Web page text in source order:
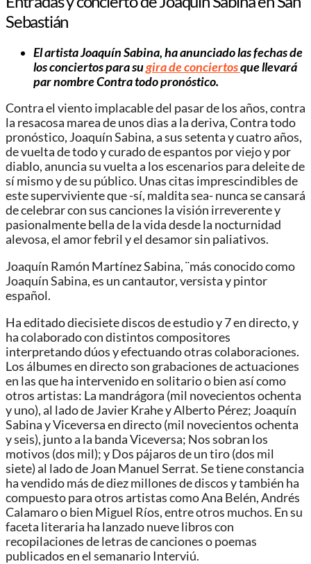
Sebastián
El artista Joaquín Sabina, ha anunciado las fechas de
los conciertos para sugira de conciertosque llevará
par nombre Contra todo pronóstico.
Contra el viento implacable del pasar de los años, contra
la resacosa marea de unos dias a la deriva, Contra todo
pronóstico, Joaquín Sabina, a sus setenta y cuatro años,
de vuelta de todo y curado de espantos por viejo y por
diablo, anuncia su vuelta a los escenarios para deleite de
sí mismo y de su público. Unas citas imprescindibles de
este superviviente que -sí, maldita sea- nunca se cansará
de celebrar con sus canciones la visión irreverente y
pasionalmente bella de la vida desde la nocturnidad
alevosa, el amor febril y el desamor sin paliativos.
Joaquín Ramón Martínez Sabina, ¨más conocido como
Joaquín Sabina, es un cantautor, versista y pintor
español.
Ha editado diecisiete discos de estudio y 7 en directo, y
ha colaborado con distintos compositores
interpretando dúos y efectuando otras colaboraciones.
Los álbumes en directo son grabaciones de actuaciones
en las que ha intervenido en solitario o bien así como
otros artistas: La mandrágora (mil novecientos ochenta
y uno), al lado de Javier Krahe y Alberto Pérez; Joaquín
Sabina y Viceversa en directo (mil novecientos ochenta
y seis), junto a la banda Viceversa; Nos sobran los
motivos (dos mil); y Dos pájaros de un tiro (dos mil
siete) al lado de Joan Manuel Serrat. Se tiene constancia
ha vendido más de diez millones de discos y también ha
compuesto para otros artistas como Ana Belén, Andrés
Calamaro o bien Miguel Ríos, entre otros muchos. En su
faceta literaria ha lanzado nueve libros con
recopilaciones de letras de canciones o poemas
publicados en el semanario Interviú.